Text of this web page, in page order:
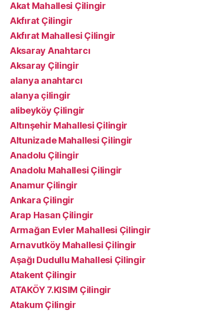
Akat Mahallesi Çilingir
Akfırat Çilingir
Akfırat Mahallesi Çilingir
Aksaray Anahtarcı
Aksaray Çilingir
alanya anahtarcı
alanya çilingir
alibeyköy Çilingir
Altınşehir Mahallesi Çilingir
Altunizade Mahallesi Çilingir
Anadolu Çilingir
Anadolu Mahallesi Çilingir
Anamur Çilingir
Ankara Çilingir
Arap Hasan Çilingir
Armağan Evler Mahallesi Çilingir
Arnavutköy Mahallesi Çilingir
Aşağı Dudullu Mahallesi Çilingir
Atakent Çilingir
ATAKÖY 7.KISIM Çilingir
Atakum Çilingir